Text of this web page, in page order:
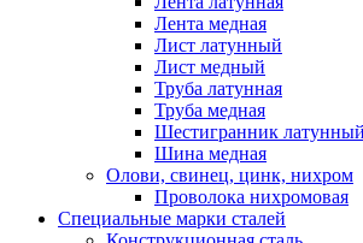
Лента медная
Лист латунный
Лист медный
Труба латунная
Труба медная
Шестигранник латунный
Шина медная
Олови, свинец, цинк, нихром
Проволока нихромовая
Специальные марки сталей